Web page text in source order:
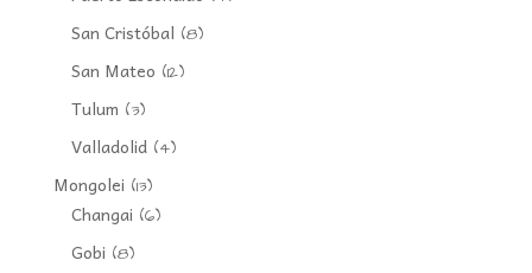
San Cristóbal (8)
San Mateo (12)
Tulum (3)
Valladolid(4)
Mongolei (13)
Changai (6)
Gobi (8)